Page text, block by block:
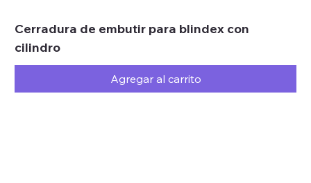
Cerradura de embutir para blindex con
cilindro
Agregar al carrito